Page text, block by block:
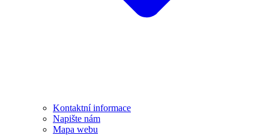
Kontaktní informace
Napište nám
Mapa webu